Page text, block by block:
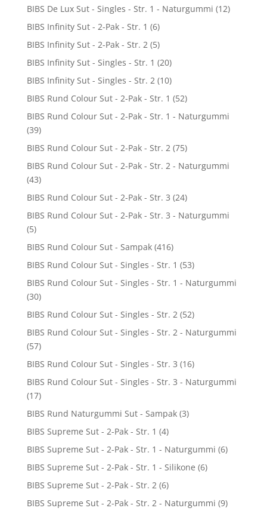
BIBS De Lux Sut - Singles - Str. 1 - Naturgummi (12)
BIBS Infinity Sut - 2-Pak - Str. 1 (6)
BIBS Infinity Sut - 2-Pak - Str. 2 (5)
BIBS Infinity Sut - Singles - Str. 1 (20)
BIBS Infinity Sut - Singles - Str. 2 (10)
BIBS Rund Colour Sut - 2-Pak - Str. 1 (52)
BIBS Rund Colour Sut - 2-Pak - Str. 1 - Naturgummi
(39)
BIBS Rund Colour Sut - 2-Pak - Str. 2 (75)
BIBS Rund Colour Sut - 2-Pak - Str. 2 - Naturgummi
(43)
BIBS Rund Colour Sut - 2-Pak - Str. 3 (24)
BIBS Rund Colour Sut - 2-Pak - Str. 3 - Naturgummi
(5)
BIBS Rund Colour Sut - Sampak (416)
BIBS Rund Colour Sut - Singles - Str. 1 (53)
BIBS Rund Colour Sut - Singles - Str. 1 - Naturgummi
(30)
BIBS Rund Colour Sut - Singles - Str. 2 (52)
BIBS Rund Colour Sut - Singles - Str. 2 - Naturgummi
(57)
BIBS Rund Colour Sut - Singles - Str. 3 (16)
BIBS Rund Colour Sut - Singles - Str. 3 - Naturgummi
(17)
BIBS Rund Naturgummi Sut - Sampak (3)
BIBS Supreme Sut - 2-Pak - Str. 1 (4)
BIBS Supreme Sut - 2-Pak - Str. 1 - Naturgummi (6)
BIBS Supreme Sut - 2-Pak - Str. 1 - Silikone (6)
BIBS Supreme Sut - 2-Pak - Str. 2 (6)
BIBS Supreme Sut - 2-Pak - Str. 2 - Naturgummi (9)